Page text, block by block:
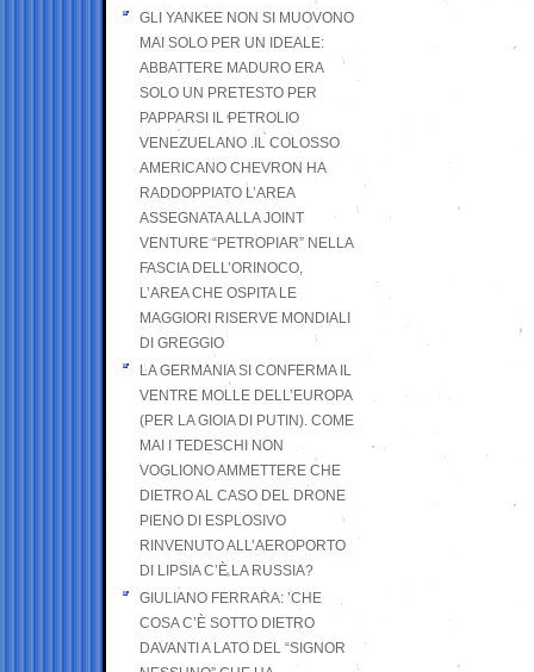
GLI YANKEE NON SI MUOVONO
MAI SOLO PER UN IDEALE:
ABBATTERE MADURO ERA
SOLO UN PRETESTO PER
PAPPARSI IL PETROLIO
VENEZUELANO .IL COLOSSO
AMERICANO CHEVRON HA
RADDOPPIATO L’AREA
ASSEGNATA ALLA JOINT
VENTURE “PETROPIAR” NELLA
FASCIA DELL’ORINOCO,
L’AREA CHE OSPITA LE
MAGGIORI RISERVE MONDIALI
DI GREGGIO
LA GERMANIA SI CONFERMA IL
VENTRE MOLLE DELL’EUROPA
(PER LA GIOIA DI PUTIN). COME
MAI I TEDESCHI NON
VOGLIONO AMMETTERE CHE
DIETRO AL CASO DEL DRONE
PIENO DI ESPLOSIVO
RINVENUTO ALL’AEROPORTO
DI LIPSIA C’È LA RUSSIA?
GIULIANO FERRARA: ’CHE
COSA C’È SOTTO DIETRO
DAVANTI A LATO DEL “SIGNOR